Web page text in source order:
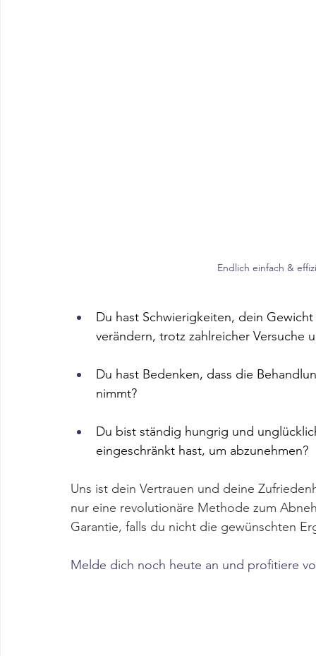
Endlich einfach &
Du hast Schwierigkeiten, dein
verändern, trotz zahlreicher Versuche
Du hast Bedenken, dass die
nimmt?
Du bist ständig hungrig und
eingeschränkt hast, um abzunehmen?
Uns ist dein Vertrauen und deine
nur eine revolutionäre Methode zum
Garantie, falls du nicht die gewünschten
Melde dich noch heute an und profitiere